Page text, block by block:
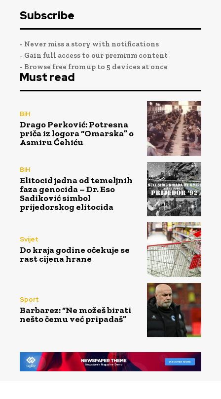
Subscribe
- Never miss a story with notifications
- Gain full access to our premium content
- Browse free from up to 5 devices at once
Must read
BiH
Drago Perković: Potresna
priča iz logora “Omarska” o
Asmiru Ćehiću
BiH
Elitocid jedna od temeljnih
faza genocida – Dr. Eso
Sadiković simbol
prijedorskog elitocida
Svijet
Do kraja godine očekuje se
rast cijena hrane
Sport
Barbarez: “Ne možeš birati
nešto čemu već pripadaš”